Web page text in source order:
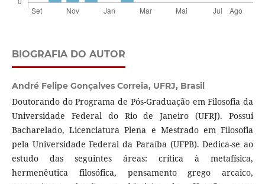
BIOGRAFIA DO AUTOR
André Felipe Gonçalves Correia, UFRJ, Brasil
Doutorando do Programa de Pós-Graduação em Filosofia da
Universidade Federal do Rio de Janeiro (UFRJ). Possui
Bacharelado, Licenciatura Plena e Mestrado em Filosofia
pela Universidade Federal da Paraíba (UFPB). Dedica-se ao
estudo das seguintes áreas: crítica à metafísica,
hermenêutica filosófica, pensamento grego arcaico,